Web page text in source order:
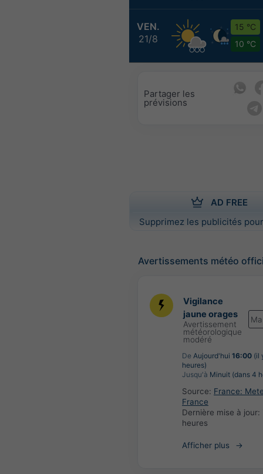
VEN.
21/8
15 °C
10 °C
Partager les
prévisions
AD FREE
Supprimez les publicités
Avertissements météo
Vigilance
jaune orages
Avertissement
météorologique
modéré
De Aujourd'hui 16:00 (il
heures)
Jusqu'à Minuit (dans 4
Source: France:
France
Dernière mise à jour:
heures
Afficher plus